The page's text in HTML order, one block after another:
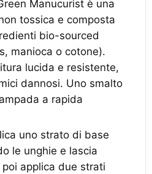
Manucurist è una
tossica e composta
bio-sourced
manioca o cotone).
lucida e resistente,
dannosi. Uno smalto
a rapida
uno strato di base
le unghie e lascia
applica due strati